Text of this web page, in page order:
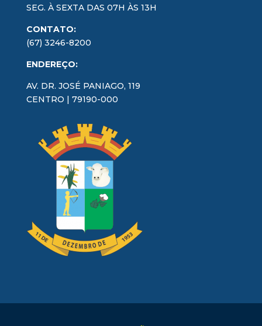
SEG. À SEXTA DAS 07H ÀS 13H
CONTATO:
(67) 3246-8200
ENDEREÇO:
AV. DR. JOSÉ PANIAGO, 119
CENTRO | 79190-000